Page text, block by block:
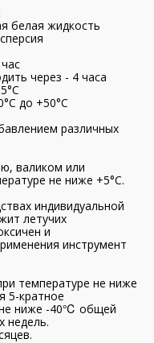
белая жидкость
через - 4 часа
до +50°С
различных
валиком или
не ниже +5°С.
индивидуальной
летучих
и
инструмент
температуре не ниже
5-кратное
не ниже -40℃ общей
недель.